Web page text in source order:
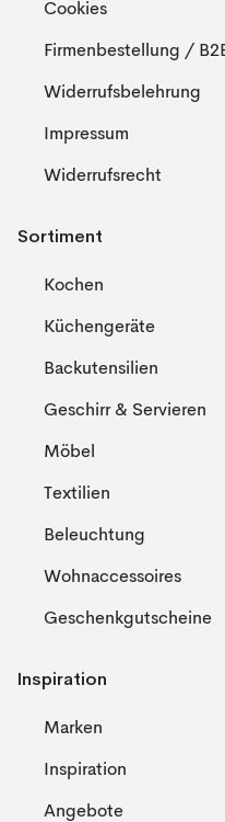
Cookies
Firmenbestellung /
Widerrufsbelehrung
Impressum
Widerrufsrecht
Sortiment
Kochen
Küchengeräte
Backutensilien
Geschirr & Servieren
Möbel
Textilien
Beleuchtung
Wohnaccessoires
Geschenkgutscheine
Inspiration
Marken
Inspiration
Angebote